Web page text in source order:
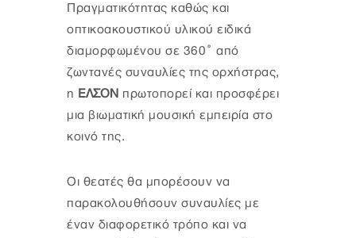
Πραγματικότητας καθώς και
οπτικοακουστικού υλικού ειδικά
διαμορφωμένου σε 360° από
ζωντανές συναυλίες της ορχήστρας,
η ΕΛΣΟΝ πρωτοπορεί και προσφέρει
μια βιωματική μουσική εμπειρία στο
κοινό της.
Οι θεατές θα μπορέσουν να
παρακολουθήσουν συναυλίες με
έναν διαφορετικό τρόπο και να